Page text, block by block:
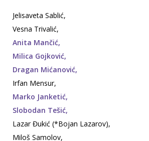
Jelisaveta Sablić,
Vesna Trivalić,
Anita Mančić,
Milica Gojković,
Dragan Mićanović,
Irfan Mensur,
Marko Janketić,
Slobodan Tešić,
Lazar Đukić (*Bojan Lazarov),
Miloš Samolov,